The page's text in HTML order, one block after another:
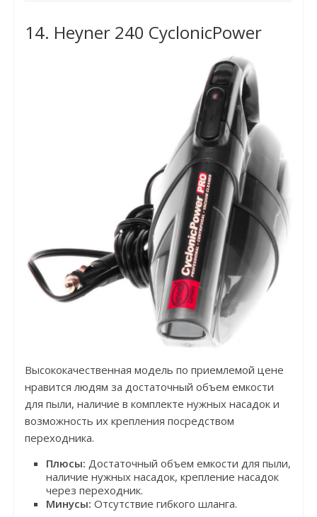
14. Heyner 240 CyclonicPower
Высококачественная модель по приемлемой цене
нравится людям за достаточный объем емкости
для пыли, наличие в комплекте нужных насадок и
возможность их крепления посредством
переходника.
Плюсы: Достаточный объем емкости для пыли,
наличие нужных насадок, крепление насадок
через переходник.
Минусы: Отсутствие гибкого шланга.